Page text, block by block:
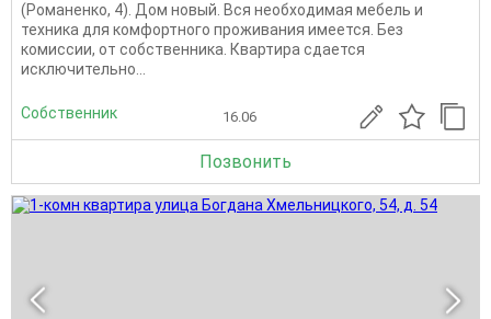
(Романенко, 4). Дом новый. Вся необходимая мебель и
техника для комфортного проживания имеется. Без
комиссии, от собственника. Квартира сдается
исключительно...
Собственник 16.06
Позвонить